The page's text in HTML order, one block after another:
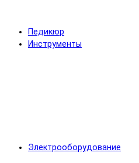
Педикюр
Инструменты
Электрооборудование